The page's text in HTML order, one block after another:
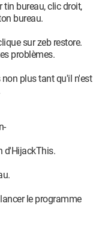
tin bureau, clic droit,
bureau.
sur zeb restore.
problèmes.
plus tant qu'il n'est
d'HijackThis.
le programme